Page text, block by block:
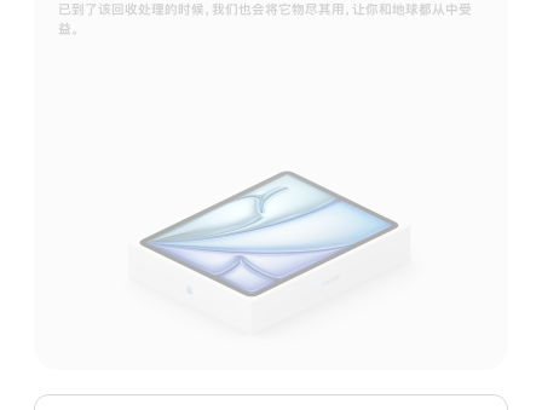
已到了该回收处理的时候，我们也会将它物尽其用，让你和地球都从中受
益。
Apple